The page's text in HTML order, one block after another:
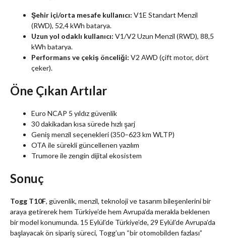
Şehir içi/orta mesafe kullanıcı: V1E Standart Menzil
(RWD), 52,4 kWh batarya.
Uzun yol odaklı kullanıcı: V1/V2 Uzun Menzil (RWD), 88,5
kWh batarya.
Performans ve çekiş önceliği: V2 AWD (çift motor, dört
çeker).
Öne Çıkan Artılar
Euro NCAP 5 yıldız güvenlik
30 dakikadan kısa sürede hızlı şarj
Geniş menzil seçenekleri (350–623 km WLTP)
OTA ile sürekli güncellenen yazılım
Trumore ile zengin dijital ekosistem
Sonuç
Togg T10F, güvenlik, menzil, teknoloji ve tasarım bileşenlerini bir
araya getirerek hem Türkiye’de hem Avrupa’da merakla beklenen
bir model konumunda. 15 Eylül’de Türkiye’de, 29 Eylül’de Avrupa’da
başlayacak ön sipariş süreci, Togg’un “bir otomobilden fazlası”